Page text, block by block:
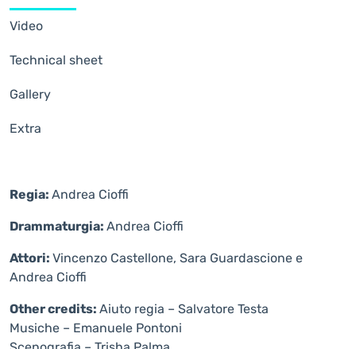
Video
Technical sheet
Gallery
Extra
Regia: Andrea Cioffi
Drammaturgia: Andrea Cioffi
Attori: Vincenzo Castellone, Sara Guardascione e
Andrea Cioffi
Other credits: Aiuto regia – Salvatore Testa
Musiche – Emanuele Pontoni